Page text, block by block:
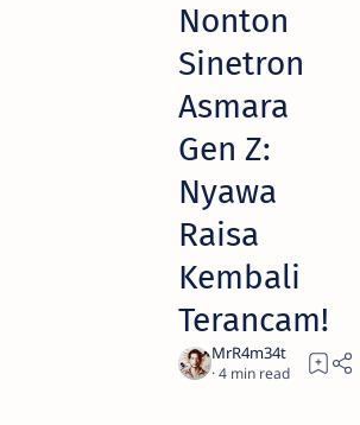
Nonton
Sinetron
Asmara
Gen Z:
Nyawa
Raisa
Kembali
Terancam!
4